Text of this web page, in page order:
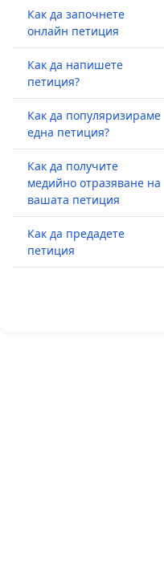
Как да започнете
онлайн петиция
Как да напишете
петиция?
Как да популяризираме
една петиция?
Как да получите
медийно отразяване на
вашата петиция
Как да предадете
петиция